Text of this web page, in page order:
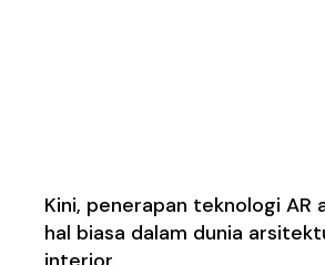
Kini, penerapan teknologi AR
hal biasa dalam dunia